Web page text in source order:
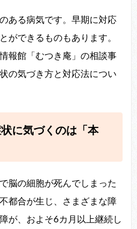
ある病気です。早期に対応
ができるものもあります。
報館「むつき庵」の相談事
の気づき方と対応法につい
に気づくのは「本
脳の細胞が死んでしまった
都合が生じ、さまざまな障
が、およそ6カ月以上継続し